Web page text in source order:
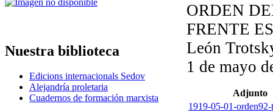
Nuestra biblioteca
Edicions internacionals Sedov
Alejandría proletaria
Cuadernos de formación marxista
ORDEN
FRENTE
León
1 de mayo
Adjunto
1919-05-01-